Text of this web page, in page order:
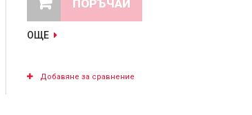
ПОРЪЧАЙ
ОЩЕ
Добавяне за сравнение